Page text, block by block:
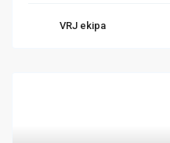
VRJ ekipa